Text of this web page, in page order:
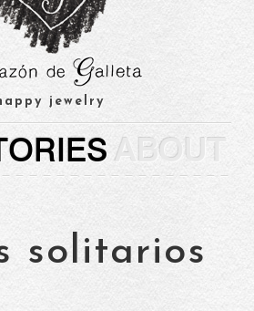
jewelry
ABOUT
solitarios